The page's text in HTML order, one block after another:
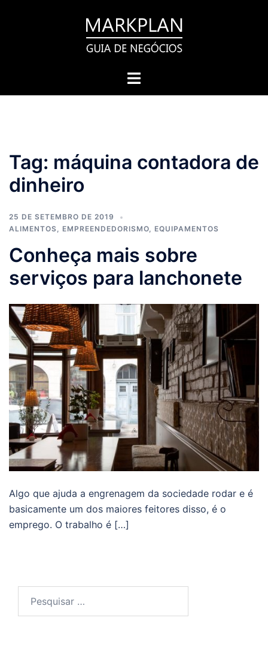
Toggle
Tag: máquina contadora de
dinheiro
25 DE SETEMBRO DE 2019
ALIMENTOS, EMPREENDEDORISMO, EQUIPAMENTOS
Conheça mais sobre
serviços para lanchonete
Algo que ajuda a engrenagem da sociedade rodar e é
basicamente um dos maiores feitores disso, é o
emprego. O trabalho é […]
por: